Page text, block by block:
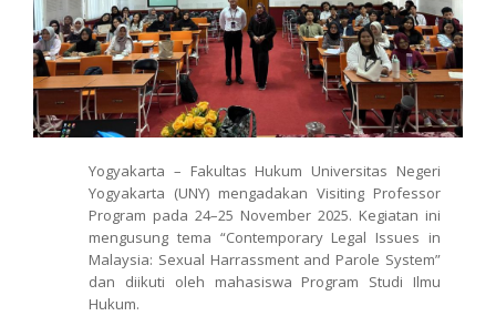
Yogyakarta – Fakultas Hukum Universitas Negeri
Yogyakarta (UNY) mengadakan Visiting Professor
Program pada 24–25 November 2025. Kegiatan ini
mengusung tema “Contemporary Legal Issues in
Malaysia: Sexual Harrassment and Parole System”
dan diikuti oleh mahasiswa Program Studi Ilmu
Hukum.